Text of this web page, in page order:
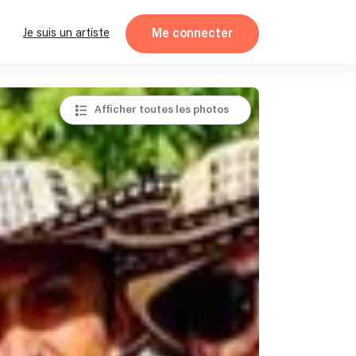
Je suis un artiste Me connecter
Afficher toutes les photos